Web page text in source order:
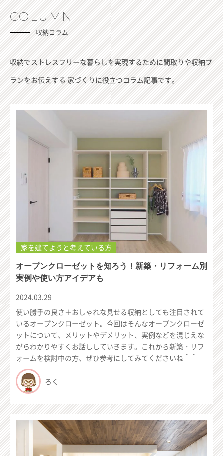
COLUMN
収納コラム
収納でストレスフリーな暮らしを実現するために間取りや収納プ
ランをお伝えする 家づくりに役立つコラム記事です。
家を建てようと考えている方
オープンクローゼットを知ろう！新築・リフォーム別
実例や使い方アイデアも
2024.03.29
使い勝手の良さ＋おしゃれな見せる収納としても注目されて
いるオープンクローゼット。今回はそんなオープンクローゼ
ットについて、メリットやデメリット、実例などを混じえな
がらわかりやすくお話ししていきます。これから新築・リフ
ォームを検討中の方、ぜひ参考にしてみてくださいね＾＾
ろく